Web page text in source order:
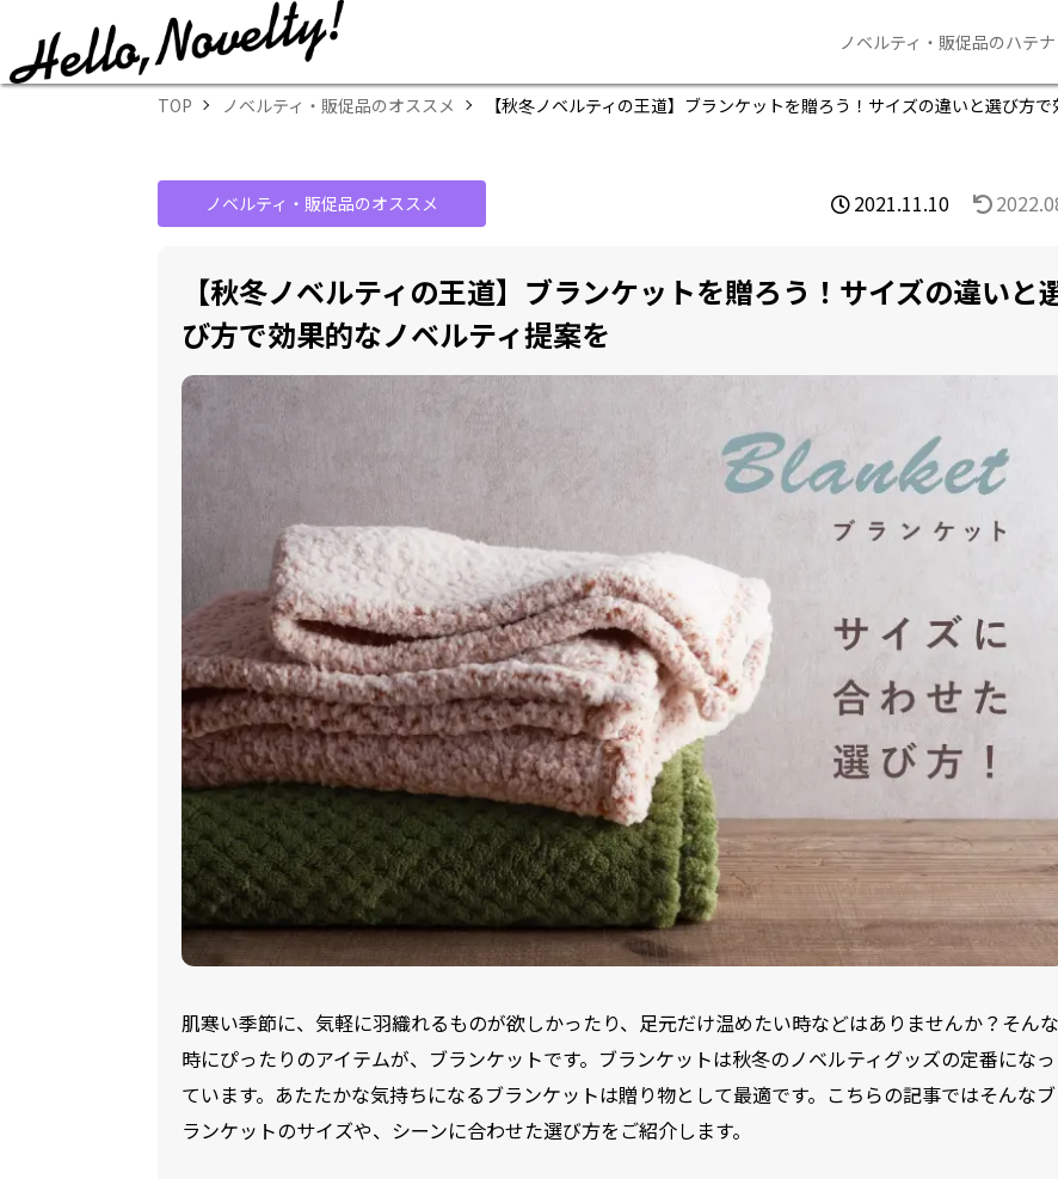
ノベルティ・販促品のハテナ
TOP ノベルティ・販促品のオススメ 【秋冬ノベルティの王道】ブランケットを贈ろう！サイズの違いと選び方
ノベルティ・販促品のオススメ 2021.11.10
【秋冬ノベルティの王道】ブランケットを贈ろう！サイズの違いと
び方で効果的なノベルティ提案を
肌寒い季節に、気軽に羽織れるものが欲しかったり、足元だけ温めたい時などはありませんか？そんな
時にぴったりのアイテムが、ブランケットです。ブランケットは秋冬のノベルティグッズの定番になっ
ています。あたたかな気持ちになるブランケットは贈り物として最適です。こちらの記事ではそんなブ
ランケットのサイズや、シーンに合わせた選び方をご紹介します。